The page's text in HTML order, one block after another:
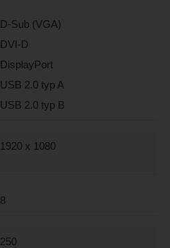
D-Sub (VGA)
DVI-D
DisplayPort
USB 2.0 typ A
USB 2.0 typ B
1920 x 1080
8
250